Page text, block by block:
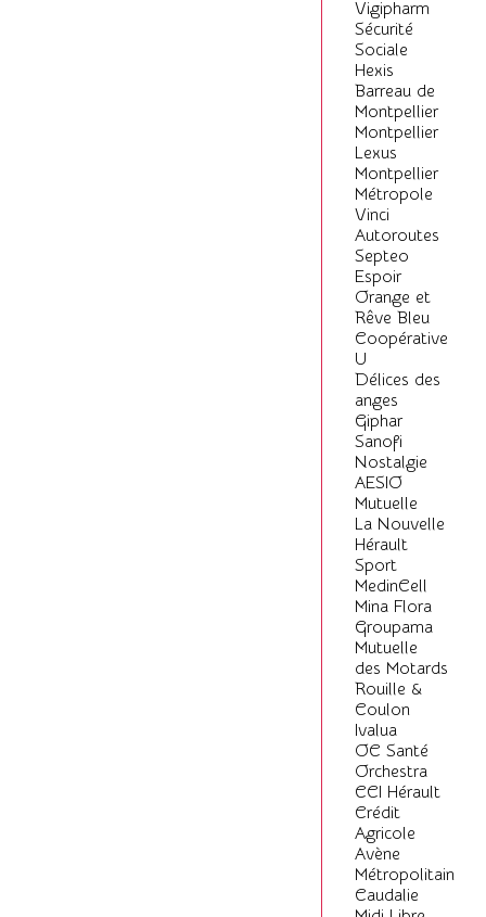
Vigipharm
Sécurité
Sociale
Hexis
Barreau de
Montpellier
Montpellier
Lexus
Montpellier
Métropole
Vinci
Autoroutes
Septeo
Espoir
Orange et
Rêve Bleu
Coopérative
U
Délices des
anges
Giphar
Sanofi
Nostalgie
AESIO
Mutuelle
La Nouvelle
Hérault
Sport
MedinCell
Mina Flora
Groupama
Mutuelle
des Motards
Rouille &
Coulon
Ivalua
OC Santé
Orchestra
CCI Hérault
Crédit
Agricole
Avène
Métropolitain
Caudalie